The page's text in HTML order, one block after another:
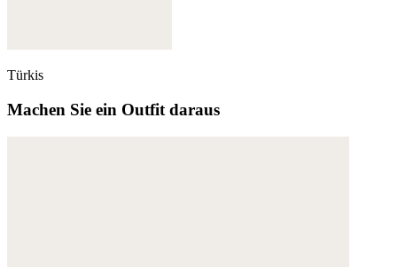
Türkis
Machen Sie ein Outfit daraus